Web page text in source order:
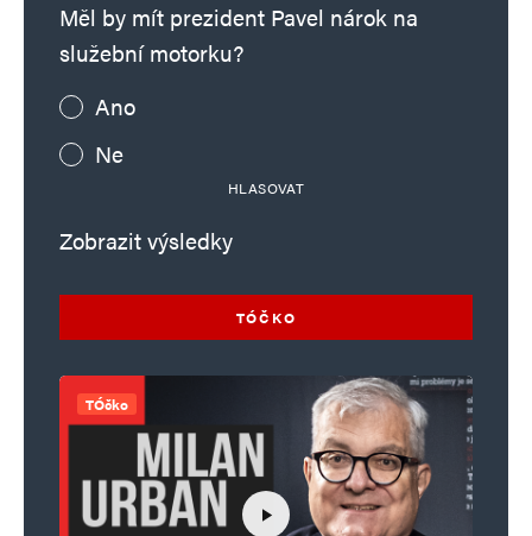
Měl by mít prezident Pavel nárok na
služební motorku?
Ano
Ne
HLASOVAT
Zobrazit výsledky
TÓČKO
TÓčko